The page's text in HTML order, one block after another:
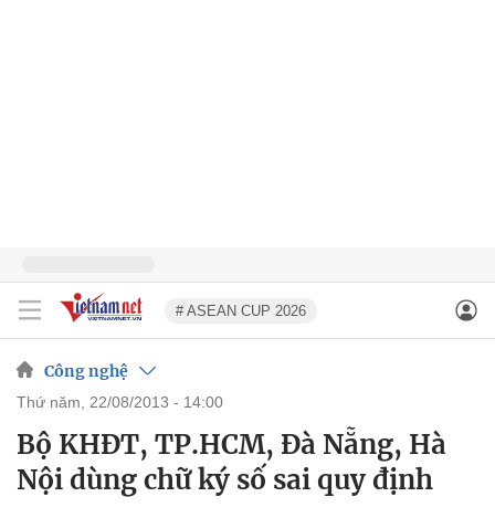
# ASEAN CUP 2026
Công nghệ
thứ năm, 22/08/2013 - 14:00
Bộ KHĐT, TP.HCM, Đà Nẵng, Hà
Nội dùng chữ ký số sai quy định